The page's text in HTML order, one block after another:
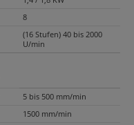
8
(16 Stufen) 40 bis 2000
U/min
5 bis 500 mm/min
1500 mm/min